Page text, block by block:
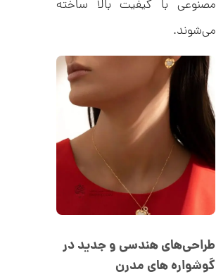
مصنوعی با کیفیت بالا ساخته
می‌شوند.
طراحی‌های هندسی و جدید در
گوشواره های مدرن